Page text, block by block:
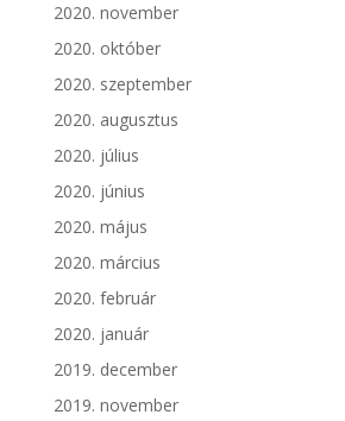
2020. november
2020. október
2020. szeptember
2020. augusztus
2020. július
2020. június
2020. május
2020. március
2020. február
2020. január
2019. december
2019. november